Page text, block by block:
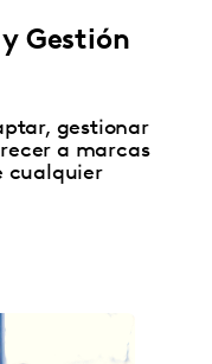
Gestión
gestionar
a marcas
cualquier